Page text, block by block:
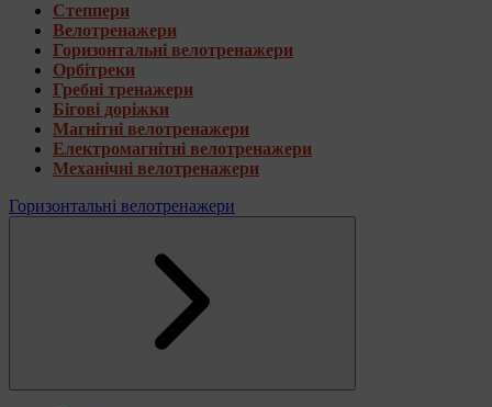
Степпери
Велотренажери
Горизонтальні велотренажери
Орбітреки
Гребні тренажери
Бігові доріжки
Магнітні велотренажери
Електромагнітні велотренажери
Механічні велотренажери
Горизонтальні велотренажери